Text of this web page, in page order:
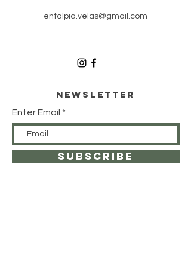
entalpia.velas@gmail.com
Newsletter
Enter Email
SUBSCRIBE